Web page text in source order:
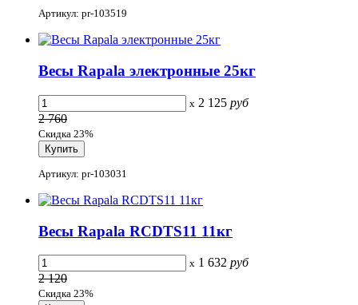
Артикул: pr-103519
Весы Rapala электронные 25кг
x 2 125 руб
2 760
Скидка 23%
Артикул: pr-103031
Весы Rapala RCDTS11 11кг
x 1 632 руб
2 120
Скидка 23%